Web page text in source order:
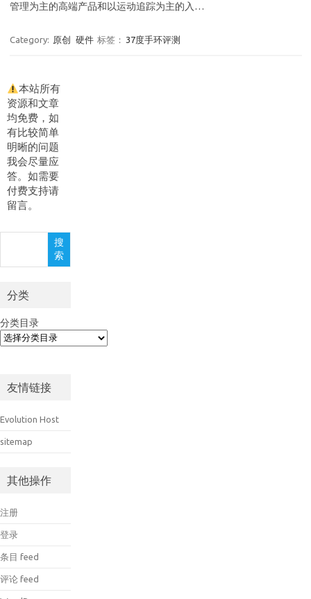
管理为主的高端产品和以运动追踪为主的入…
Category: 原创 硬件 标签： 37度手环评测
本站所有
资源和文章
均免费，如
有比较简单
明晰的问题
我会尽量应
答。如需要
付费支持请
留言。
搜
索
分类
分类目录
友情链接
Evolution Host
sitemap
其他操作
注册
登录
条目 feed
评论 feed